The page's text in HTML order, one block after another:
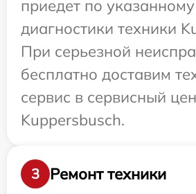
приедет по
диагностики техники
При серьезной
бесплатно доставим
сервис в сервисный
Kuppersbusch.
3 Ремонт техники